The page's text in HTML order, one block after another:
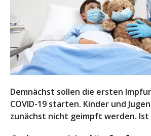
Demnächst sollen die ersten
COVID-19 starten. Kinder und
zunächst nicht geimpft werden. Ist